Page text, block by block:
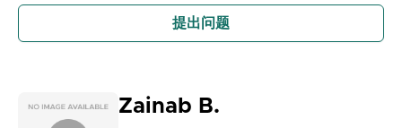
提出问题
Zainab B.